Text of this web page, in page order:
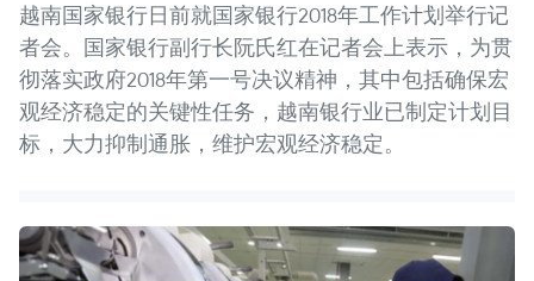
越南国家银行日前就国家银行2018年工作计划举行记
者会。国家银行副行长阮氏红在记者会上表示，为贯
彻落实政府2018年第一号决议精神，其中包括确保宏
观经济稳定的关键性任务，越南银行业已制定计划目
标，大力抑制通胀，维护宏观经济稳定。